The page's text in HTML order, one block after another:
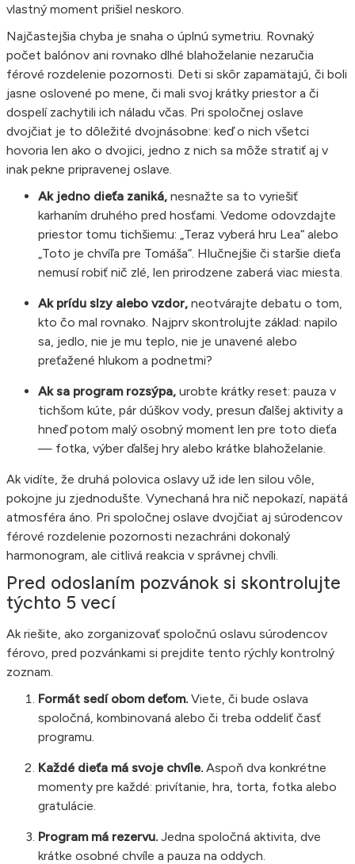
vlastný moment prišiel neskoro.
Najčastejšia chyba je snaha o úplnú symetriu. Rovnaký
počet balónov ani rovnako dlhé blahoželanie nezaručia
férové rozdelenie pozornosti. Deti si skôr zapamätajú, či boli
jasne oslovené po mene, či mali svoj krátky priestor a či
dospelí zachytili ich náladu včas. Pri spoločnej oslave
dvojčiat je to dôležité dvojnásobne: keď o nich všetci
hovoria len ako o dvojici, jedno z nich sa môže stratiť aj v
inak pekne pripravenej oslave.
Ak jedno dieťa zaniká, nesnažte sa to vyriešiť
karhaním druhého pred hosťami. Vedome odovzdajte
priestor tomu tichšiemu: „Teraz vyberá hru Lea“ alebo
„Toto je chvíľa pre Tomáša“. Hlučnejšie či staršie dieťa
nemusí robiť nič zlé, len prirodzene zaberá viac miesta.
Ak prídu slzy alebo vzdor, neotvárajte debatu o tom,
kto čo mal rovnako. Najprv skontrolujte základ: napilo
sa, jedlo, nie je mu teplo, nie je unavené alebo
preťažené hlukom a podnetmi?
Ak sa program rozsýpa, urobte krátky reset: pauza v
tichšom kúte, pár dúškov vody, presun ďalšej aktivity a
hneď potom malý osobný moment len pre toto dieťa
— fotka, výber ďalšej hry alebo krátke blahoželanie.
Ak vidíte, že druhá polovica oslavy už ide len silou vôle,
pokojne ju zjednodušte. Vynechaná hra nič nepokazí, napätá
atmosféra áno. Pri spoločnej oslave dvojčiat aj súrodencov
férové rozdelenie pozornosti nezachráni dokonalý
harmonogram, ale citlivá reakcia v správnej chvíli.
Pred odoslaním pozvánok si skontrolujte
týchto 5 vecí
Ak riešite, ako zorganizovať spoločnú oslavu súrodencov
férovo, pred pozvánkami si prejdite tento rýchly kontrolný
zoznam.
Formát sedí obom deťom. Viete, či bude oslava
spoločná, kombinovaná alebo či treba oddeliť časť
programu.
Každé dieťa má svoje chvíle. Aspoň dva konkrétne
momenty pre každé: privítanie, hra, torta, fotka alebo
gratulácie.
Program má rezervu. Jedna spoločná aktivita, dve
krátke osobné chvíle a pauza na oddych.